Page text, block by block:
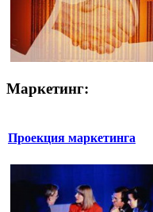
Маркетинг:
Проекция маркетинга